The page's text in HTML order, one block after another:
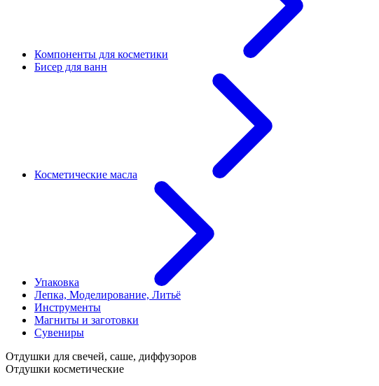
Компоненты для косметики
Бисер для ванн
Косметические масла
Упаковка
Лепка, Моделирование, Литьё
Инструменты
Магниты и заготовки
Сувениры
Отдушки для свечей, саше, диффузоров
Отдушки косметические